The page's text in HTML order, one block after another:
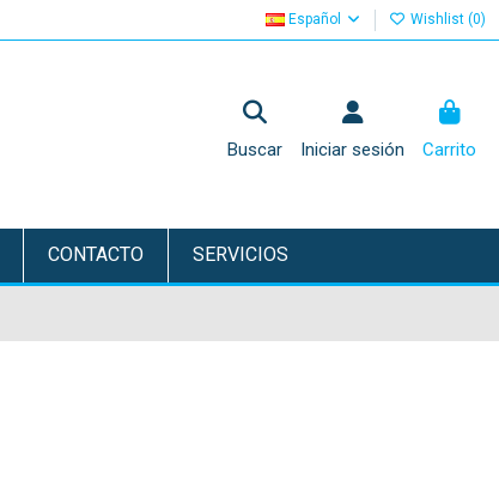
Español Wishlist (0)
Buscar Iniciar sesión Carrito
CONTACTO SERVICIOS